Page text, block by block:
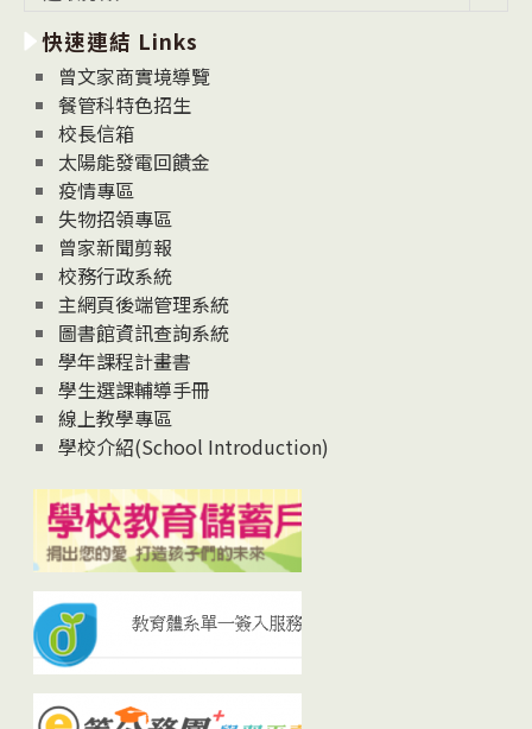
消
息
News
快速連結 Links
曾文家商實境導覽
餐管科特色招生
校長信箱
太陽能發電回饋金
疫情專區
失物招領專區
曾家新聞剪報
校務行政系統
主網頁後端管理系統
圖書館資訊查詢系統
學年課程計畫書
學生選課輔導手冊
線上教學專區
學校介紹(School Introduction)